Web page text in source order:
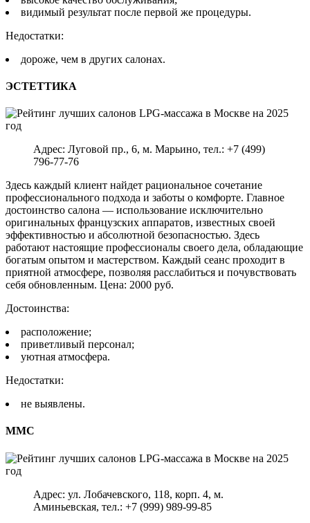
видимый результат после первой же процедуры.
Недостатки:
дороже, чем в других салонах.
ЭСТЕТТИКА
Адрес: Луговой пр., 6, м. Марьино, тел.: +7 (499)
796-77-76
Здесь каждый клиент найдет рациональное сочетание
профессионального подхода и заботы о комфорте. Главное
достоинство салона — использование исключительно
оригинальных французских аппаратов, известных своей
эффективностью и абсолютной безопасностью. Здесь
работают настоящие профессионалы своего дела, обладающие
богатым опытом и мастерством. Каждый сеанс проходит в
приятной атмосфере, позволяя расслабиться и почувствовать
себя обновленным. Цена: 2000 руб.
Достоинства:
расположение;
приветливый персонал;
уютная атмосфера.
Недостатки:
не выявлены.
ММС
Адрес: ул. Лобачевского, 118, корп. 4, м.
Аминьевская, тел.: +7 (999) 989-99-85